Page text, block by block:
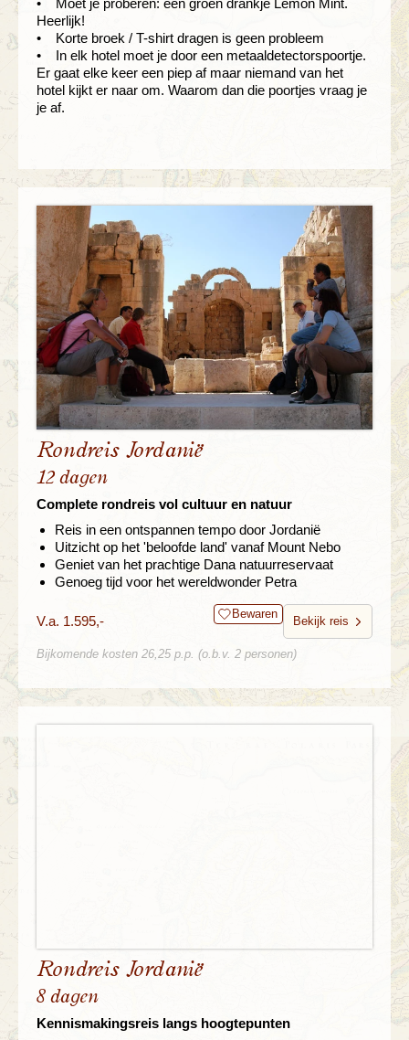
Heerlijk!
• Korte broek / T-shirt dragen is geen probleem
• In elk hotel moet je door een metaaldetectorspoortje.
Er gaat elke keer een piep af maar niemand van het
hotel kijkt er naar om. Waarom dan die poortjes vraag je
je af.
Rondreis Jordanië
12 dagen
Complete rondreis vol cultuur en natuur
Reis in een ontspannen tempo door Jordanië
Uitzicht op het 'beloofde land' vanaf Mount Nebo
Geniet van het prachtige Dana natuurreservaat
Genoeg tijd voor het wereldwonder Petra
V.a. 1.595,- Bewaren
Bekijk reis
Bijkomende kosten 26,25 p.p. (o.b.v. 2 personen)
Rondreis Jordanië
8 dagen
Kennismakingsreis langs hoogtepunten